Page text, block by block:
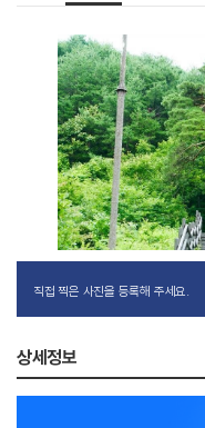
직접 찍은 사진을 등록해 주세요.
상세정보